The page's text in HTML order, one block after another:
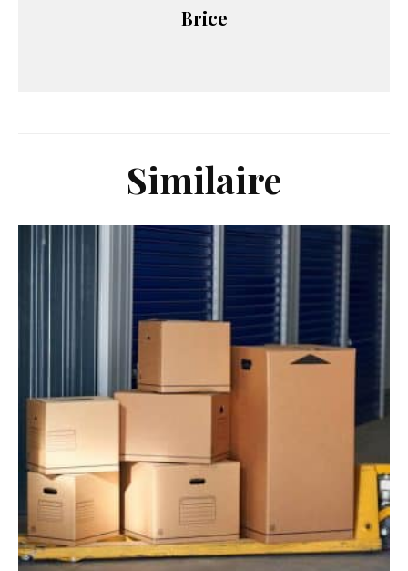
Brice
Similaire